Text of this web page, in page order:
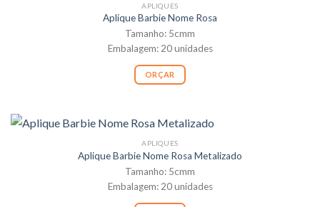
APLIQUES
Aplique Barbie Nome Rosa
Tamanho: 5cmm
Embalagem: 20 unidades
ORÇAR
APLIQUES
Aplique Barbie Nome Rosa Metalizado
Tamanho: 5cmm
Embalagem: 20 unidades